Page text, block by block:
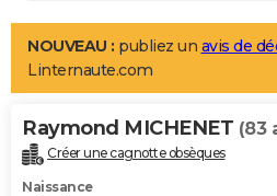
LIFESTYLE
Art de vivre
Bien-être
Loisirs
Mode
Modes de vie
Alimentation
Guide de la santé
Maladies
Médicaments
Sommeil
VOYAGE
Destinations
City break
Voyage nature
Voyage de noces
Forum
Climat
+PHOTO
NOUVEAU : publiez un avis de
Linternaute.com
Raymond MICHENET (83
Créer une cagnotte obsèques
Naissance